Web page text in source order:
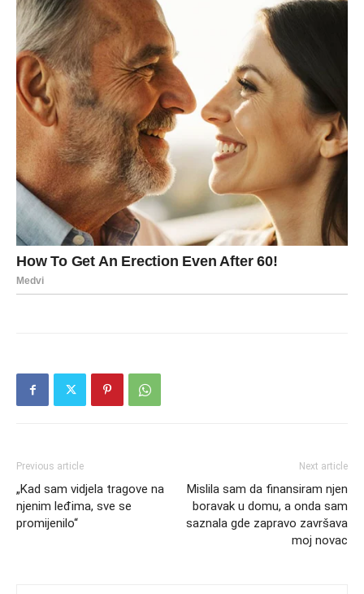
Previous article
„Kad sam vidjela tragove na
njenim leđima, sve se
promijenilo“
Next article
Mislila sam da finansiram njen
boravak u domu, a onda sam
saznala gde zapravo završava
moj novac